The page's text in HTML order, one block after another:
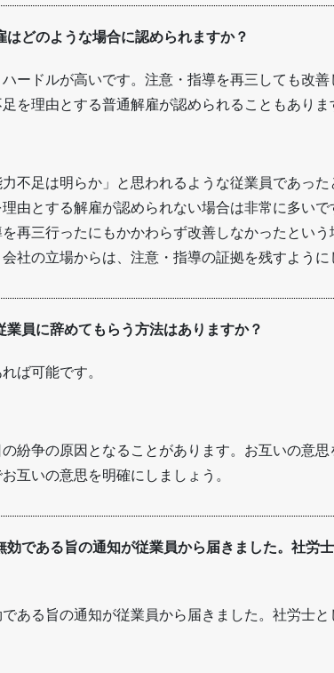
はどのような場合に認められますか？
ードルが高いです。注意・指導を再三しても改
を理由とする普通解雇が認められることもありま
不足は明らか」と思われるような従業員であっ
由とする解雇が認められない場合は非常に多いで
再三行ったにもかかわらず改善しなかったとい
社の立場からは、注意・指導の証拠を残すように
業員に辞めてもらう方法はありますか？
ば可能です。
紛争の原因となることがあります。お互いの意
互いの意思を明確にしましょう。
効である旨の通知が従業員から届きました。社労
ある旨の通知が従業員から届きました。社労士